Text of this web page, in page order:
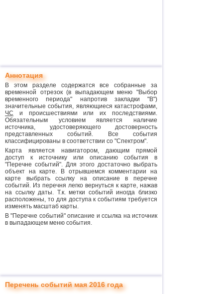
Аннотация
В этом разделе содержатся все собранные за
временной отрезок (в выпадающем меню "Выбор
временного периода" напротив закладки "В")
значительные события, являющиеся катастрофами,
ЧС и происшествиями или их последствиями.
Обязательным условием является наличие
источника, удостоверяющего достоверность
представленных событий. Все события
классифицированы в соответствии со "Спектром".
Карта является навигатором, дающим прямой
доступ к источнику или описанию события в
"Перечне событий". Для этого достаточно выбрать
объект на карте. В отрывшемся комментарии на
карте выбрать ссылку на описание в перечне
событий. Из перечня легко вернуться к карте, нажав
на ссылку даты. Т.к. метки событий иногда близко
расположены, то для доступа к событиям требуется
изменять масштаб карты.
В "Перечне событий" описание и ссылка на источник
в выпадающем меню события.
Перечень событий мая 2016 года